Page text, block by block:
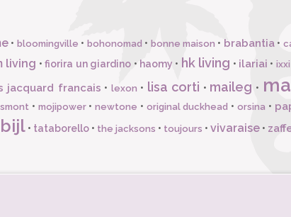
• bloomingville • bohonomad • bonne maison • brabantia•
living •fiorira un giardino • haomy • hk living • ilariai • ixxi
jacquard francais • lexon • lisa corti • maileg •
• mojipower•newtone • original duckhead • orsina •
• tataborello • the jacksons • toujours • vivaraise •